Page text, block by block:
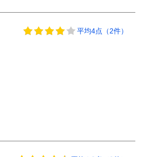
平均4点（2件）